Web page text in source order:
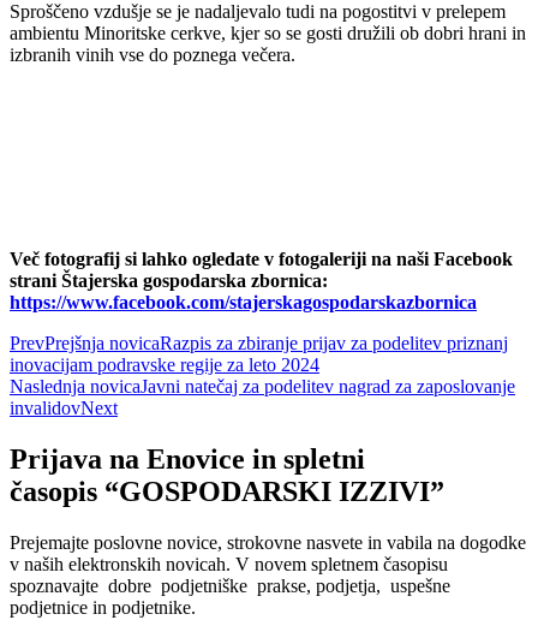
Sproščeno vzdušje se je nadaljevalo tudi na pogostitvi v prelepem
ambientu Minoritske cerkve, kjer so se gosti družili ob dobri hrani in
izbranih vinih vse do poznega večera.
Več fotografij si lahko ogledate v fotogaleriji na naši Facebook
strani Štajerska gospodarska zbornica:
https://www.facebook.com/stajerskagospodarskazbornica
PrevPrejšnja novicaRazpis za zbiranje prijav za podelitev priznanj
inovacijam podravske regije za leto 2024
Naslednja novicaJavni natečaj za podelitev nagrad za zaposlovanje
invalidovNext
Prijava na Enovice in spletni
časopis “GOSPODARSKI IZZIVI”
Prejemajte poslovne novice, strokovne nasvete in vabila na dogodke
v naših elektronskih novicah. V novem spletnem časopisu
spoznavajte dobre podjetniške prakse, podjetja, uspešne
podjetnice in podjetnike.